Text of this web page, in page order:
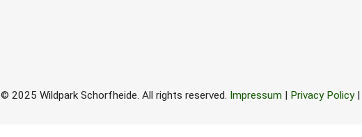
© 2025 Wildpark Schorfheide. All rights reserved. Impressum| Privacy Policy|